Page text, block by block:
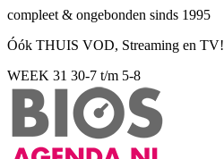
compleet & ongebonden sinds 1995
Óók THUIS VOD, Streaming en TV!
WEEK 31 30-7 t/m 5-8